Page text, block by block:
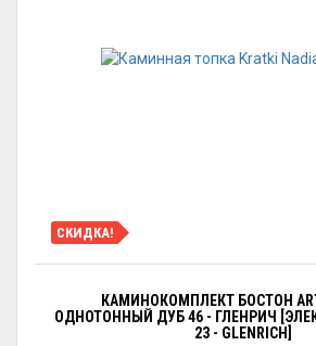
СКИДКА!
КАМИНОКОМПЛЕКТ БОСТОН
ОДНОТОННЫЙ ДУБ 46 - ГЛЕНРИЧ
23 - GLENRICH]